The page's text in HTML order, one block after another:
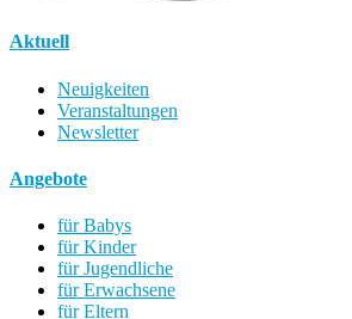
Aktuell
Neuigkeiten
Veranstaltungen
Newsletter
Angebote
für Babys
für Kinder
für Jugendliche
für Erwachsene
für Eltern